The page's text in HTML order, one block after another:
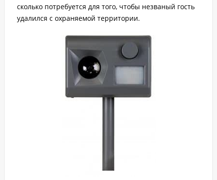
сколько потребуется для того, чтобы незваный гость
удалился с охраняемой территории.